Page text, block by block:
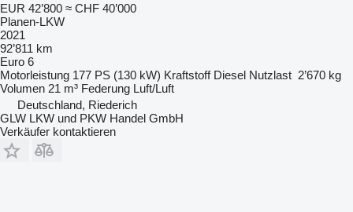
EUR 42’800 ≈ CHF 40’000
Planen-LKW
2021
92’811 km
Euro 6
Motorleistung 177 PS (130 kW) Kraftstoff Diesel Nutzlast 2’670 kg
Volumen 21 m³ Federung Luft/Luft
Deutschland, Riederich
GLW LKW und PKW Handel GmbH
Verkäufer kontaktieren